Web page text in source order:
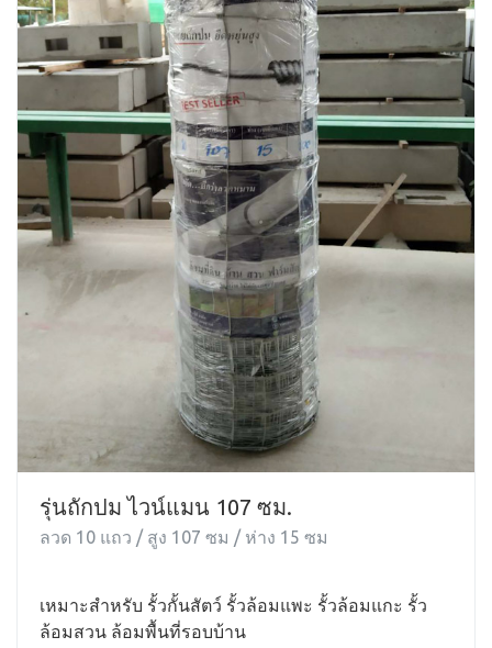
รุ่นถักปม ไวน์แมน 107 ซม.
ลวด 10 แถว / สูง 107 ซม / ห่าง 15 ซม
เหมาะสำหรับ รั้วกั้นสัตว์ รั้วล้อมแพะ รั้วล้อมแกะ รั้ว
ล้อมสวน ล้อมพื้นที่รอบบ้าน